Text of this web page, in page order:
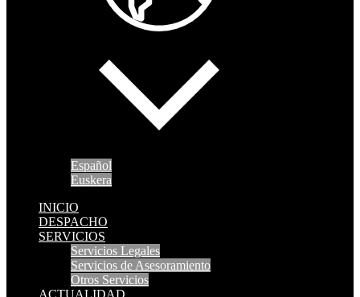
Español
Euskera
INICIO
DESPACHO
SERVICIOS
Servicios Legales
Servicios de Asesoramiento
Otros Servicios
ACTUALIDAD